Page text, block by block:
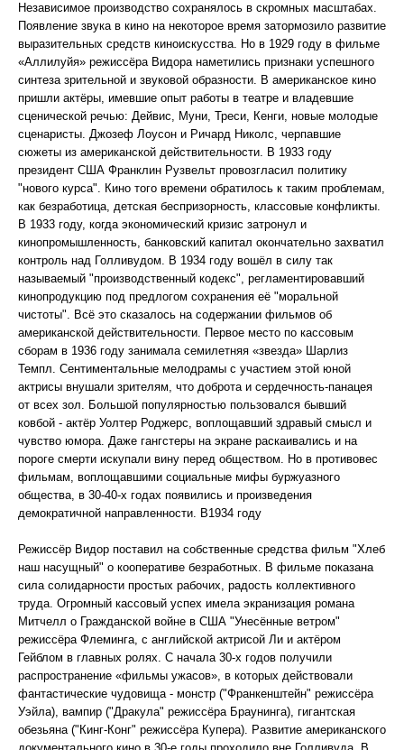
Независимое производство сохранялось в скромных масштабах.
Появление звука в кино на некоторое время затормозило развитие
выразительных средств киноискусства. Но в 1929 году в фильме
«Аллилуйя» режиссёра Видора наметились признаки успешного
синтеза зрительной и звуковой образности. В американское кино
пришли актёры, имевшие опыт работы в театре и владевшие
сценической речью: Дейвис, Муни, Треси, Кенги, новые молодые
сценаристы. Джозеф Лоусон и Ричард Николс, черпавшие
сюжеты из американской действительности. В 1933 году
президент США Франклин Рузвельт провозгласил политику
"нового курса". Кино того времени обратилось к таким проблемам,
как безработица, детская беспризорность, классовые конфликты.
В 1933 году, когда экономический кризис затронул и
кинопромышленность, банковский капитал окончательно захватил
контроль над Голливудом. В 1934 году вошёл в силу так
называемый "производственный кодекс", регламентировавший
кинопродукцию под предлогом сохранения её "моральной
чистоты". Всё это сказалось на содержании фильмов об
американской действительности. Первое место по кассовым
сборам в 1936 году занимала семилетняя «звезда» Шарлиз
Темпл. Сентиментальные мелодрамы с участием этой юной
актрисы внушали зрителям, что доброта и сердечность-панацея
от всех зол. Большой популярностью пользовался бывший
ковбой - актёр Уолтер Роджерс, воплощавший здравый смысл и
чувство юмора. Даже гангстеры на экране раскаивались и на
пороге смерти искупали вину перед обществом. Но в противовес
фильмам, воплощавшими социальные мифы буржуазного
общества, в 30-40-х годах появились и произведения
демократичной направленности. В1934 году
Режиссёр Видор поставил на собственные средства фильм "Хлеб
наш насущный" о кооперативе безработных. В фильме показана
сила солидарности простых рабочих, радость коллективного
труда. Огромный кассовый успех имела экранизация романа
Митчелл о Гражданской войне в США "Унесённые ветром"
режиссёра Флеминга, с английской актрисой Ли и актёром
Гейблом в главных ролях. С начала 30-х годов получили
распространение «фильмы ужасов», в которых действовали
фантастические чудовища - монстр ("Франкенштейн" режиссёра
Уэйла), вампир ("Дракула" режиссёра Браунинга), гигантская
обезьяна ("Кинг-Конг" режиссёра Купера). Развитие американского